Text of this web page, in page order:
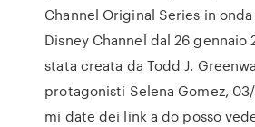
Channel Original Series in
Disney Channel dal 26 gennaio
stata creata da Todd J.
protagonisti Selena Gomez, 03/
mi date dei link a do posso